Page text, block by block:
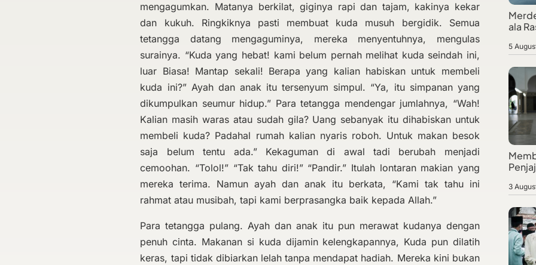
mengagumkan. Matanya berkilat, giginya rapi dan tajam, kakinya kekar
dan kukuh. Ringkiknya pasti membuat kuda musuh bergidik. Semua
tetangga datang mengaguminya, mereka menyentuhnya, mengulas
surainya. “Kuda yang hebat! kami belum pernah melihat kuda seindah ini,
luar Biasa! Mantap sekali! Berapa yang kalian habiskan untuk membeli
kuda ini?” Ayah dan anak itu tersenyum simpul. “Ya, itu simpanan yang
dikumpulkan seumur hidup.” Para tetangga mendengar jumlahnya, “Wah!
Kalian masih waras atau sudah gila? Uang sebanyak itu dihabiskan untuk
membeli kuda? Padahal rumah kalian nyaris roboh. Untuk makan besok
saja belum tentu ada.” Kekaguman di awal tadi berubah menjadi
cemoohan. “Tolol!” “Tak tahu diri!” “Pandir.” Itulah lontaran makian yang
mereka terima. Namun ayah dan anak itu berkata, “Kami tak tahu ini
rahmat atau musibah, tapi kami berprasangka baik kepada Allah.”
Para tetangga pulang. Ayah dan anak itu pun merawat kudanya dengan
penuh cinta. Makanan si kuda dijamin kelengkapannya, Kuda pun dilatih
keras, tapi tidak dibiarkan lelah tanpa mendapat hadiah. Mereka kini bukan
ala
5
3